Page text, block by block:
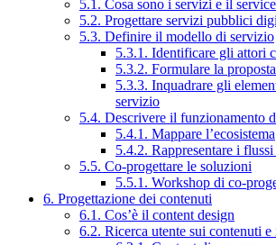
5.1. Cosa sono i servizi e il
5.2. Progettare servizi pubblici
5.3. Definire il modello di servizio
5.3.1. Identificare gli attori
5.3.2. Formulare la
5.3.3. Inquadrare gli
servizio
5.4. Descrivere il funzionamento
5.4.1. Mappare l’ecosistema
5.4.2. Rappresentare i
5.5. Co-progettare le soluzioni
5.5.1. Workshop di co-
6. Progettazione dei contenuti
6.1. Cos’è il content design
6.2. Ricerca utente sui contenuti